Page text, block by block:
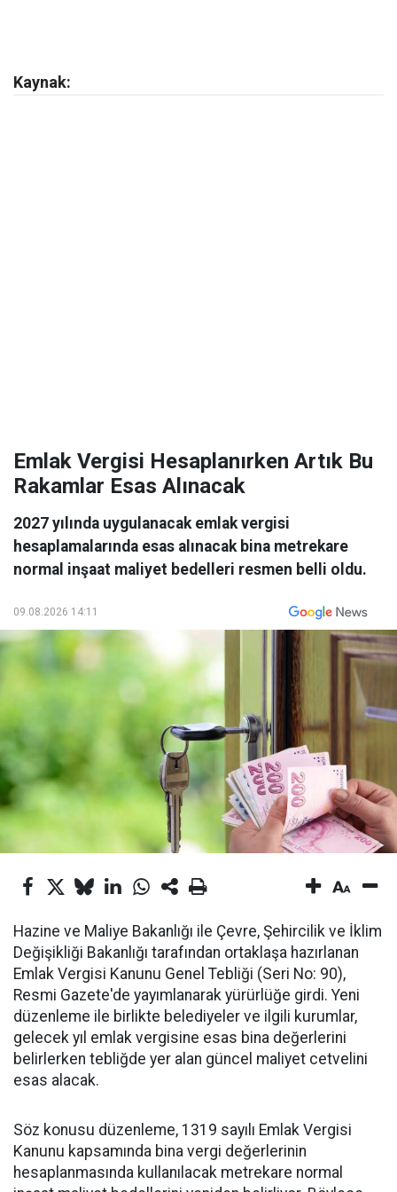
Kaynak:
Emlak Vergisi Hesaplanırken Artık Bu
Rakamlar Esas Alınacak
2027 yılında uygulanacak emlak vergisi
hesaplamalarında esas alınacak bina metrekare
normal inşaat maliyet bedelleri resmen belli oldu.
09.08.2026 14:11
Hazine ve Maliye Bakanlığı ile Çevre, Şehircilik ve İklim
Değişikliği Bakanlığı tarafından ortaklaşa hazırlanan
Emlak Vergisi Kanunu Genel Tebliği (Seri No: 90),
Resmi Gazete'de yayımlanarak yürürlüğe girdi. Yeni
düzenleme ile birlikte belediyeler ve ilgili kurumlar,
gelecek yıl emlak vergisine esas bina değerlerini
belirlerken tebliğde yer alan güncel maliyet cetvelini
esas alacak.
Söz konusu düzenleme, 1319 sayılı Emlak Vergisi
Kanunu kapsamında bina vergi değerlerinin
hesaplanmasında kullanılacak metrekare normal